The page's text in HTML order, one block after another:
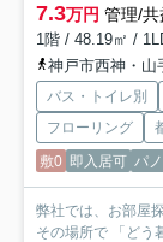
7.3万円 管理/共
1階 / 48.19㎡ /
神戸市西神・山
バス・トイレ別
フローリング
敷0 即入居可 パ
弊社では、お部屋
その場所で 「どう